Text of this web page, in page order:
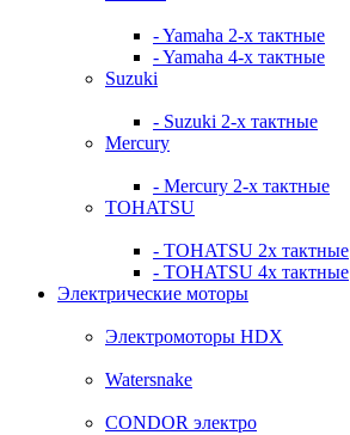
- Yamaha 2-х тактные
- Yamaha 4-х тактные
Suzuki
- Suzuki 2-х тактные
Mercury
- Mercury 2-х тактные
TOHATSU
- TOHATSU 2х тактные
- TOHATSU 4х тактные
Электрические моторы
Электромоторы HDX
Watersnake
CONDOR электро